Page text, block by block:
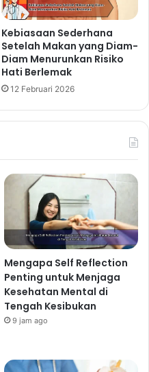
Kebiasaan Sederhana
Setelah Makan yang Diam-
Diam Menurunkan Risiko
Hati Berlemak
12 Februari 2026
Mengapa Self Reflection
Penting untuk Menjaga
Kesehatan Mental di
Tengah Kesibukan
9 jam ago